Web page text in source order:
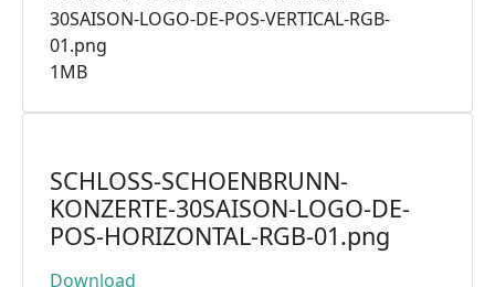
30SAISON-LOGO-DE-POS-VERTICAL-RGB-
01.png
1MB
SCHLOSS-SCHOENBRUNN-
KONZERTE-30SAISON-LOGO-DE-
POS-HORIZONTAL-RGB-01.png
Download